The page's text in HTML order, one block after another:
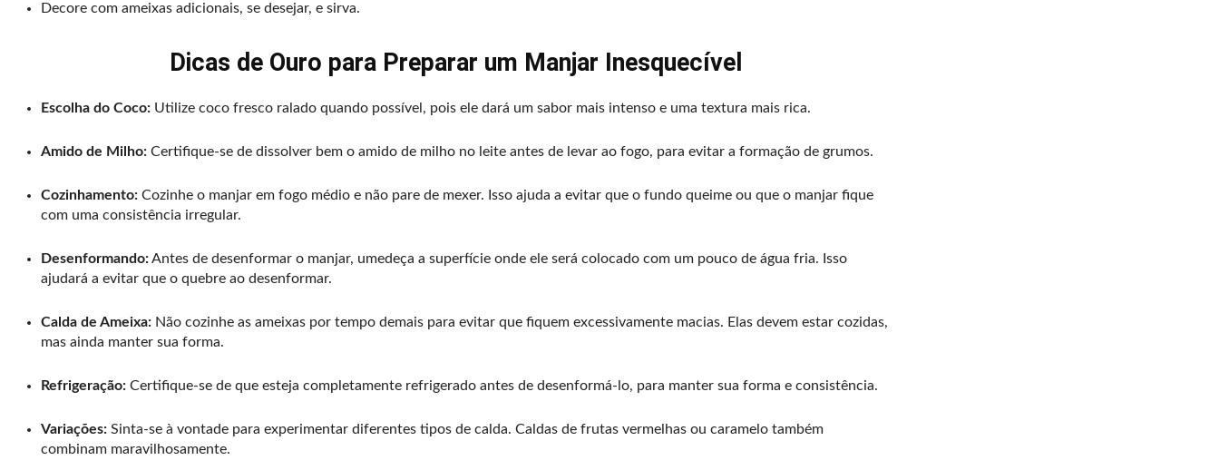
Decore com ameixas adicionais, se desejar, e sirva.
Dicas de Ouro para Preparar um Manjar Inesquecível
Escolha do Coco: Utilize coco fresco ralado quando possível, pois ele dará um sabor mais intenso e uma textura mais rica.
Amido de Milho: Certifique-se de dissolver bem o amido de milho no leite antes de levar ao fogo, para evitar a formação de grumos.
Cozinhamento: Cozinhe o manjar em fogo médio e não pare de mexer. Isso ajuda a evitar que o fundo queime ou que o manjar fique
com uma consistência irregular.
Desenformando:Antes de desenformar o manjar, umedeça a superfície onde ele será colocado com um pouco de água fria. Isso
ajudará a evitar que o quebre ao desenformar.
Calda de Ameixa: Não cozinhe as ameixas por tempo demais para evitar que fiquem excessivamente macias. Elas devem estar cozidas,
mas ainda manter sua forma.
Refrigeração: Certifique-se de que esteja completamente refrigerado antes de desenformá-lo, para manter sua forma e consistência.
Variações: Sinta-se à vontade para experimentar diferentes tipos de calda. Caldas de frutas vermelhas ou caramelo também
combinam maravilhosamente.